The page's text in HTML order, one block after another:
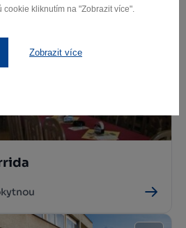
kliknutím na "Zobrazit více".
Zobrazit více